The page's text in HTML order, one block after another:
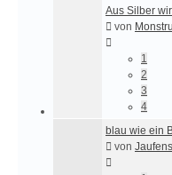
Aus Silber
von
1
2
3
4
blau wie ein
von